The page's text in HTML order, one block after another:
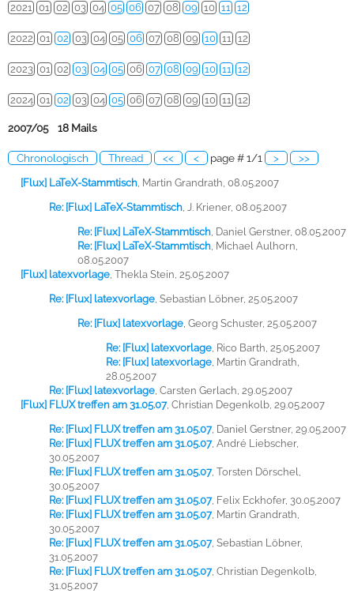
2021 01 02 03 04 05 06 07 08 09 10 11 12
2022 01 02 03 04 05 06 07 08 09 10 11 12
2023 01 02 03 04 05 06 07 08 09 10 11 12
2024 01 02 03 04 05 06 07 08 09 10 11 12
2007/05 18 Mails
Chronologisch Thread << < page # 1/1 > >>
[Flux] LaTeX-Stammtisch Martin Grandrath, 08.05.2007
Re: [Flux] LaTeX-Stammtisch J. Kriener, 08.05.2007
Re: [Flux] LaTeX-Stammtisch Daniel Gerstner, 08.05.2007
Re: [Flux] LaTeX-Stammtisch Michael Aulhorn,
08.05.2007
[Flux] latexvorlage Thekla Stein, 25.05.2007
Re: [Flux] latexvorlage Sebastian Löbner, 25.05.2007
Re: [Flux] latexvorlage Georg Schuster, 25.05.2007
Re: [Flux] latexvorlage Rico Barth, 25.05.2007
Re: [Flux] latexvorlage Martin Grandrath,
28.05.2007
Re: [Flux] latexvorlage Carsten Gerlach, 29.05.2007
[Flux] FLUX treffen am 31.05.07, Christian Degenkolb, 29.05.2007
Re: [Flux] FLUX treffen am 31.05.07, Daniel Gerstner, 29.05.2007
Re: [Flux] FLUX treffen am 31.05.07, André Liebscher,
30.05.2007
Re: [Flux] FLUX treffen am 31.05.07, Torsten Dörschel,
30.05.2007
Re: [Flux] FLUX treffen am 31.05.07, Felix Eckhofer, 30.05.2007
Re: [Flux] FLUX treffen am 31.05.07, Martin Grandrath,
30.05.2007
Re: [Flux] FLUX treffen am 31.05.07, Sebastian Löbner,
31.05.2007
Re: [Flux] FLUX treffen am 31.05.07, Christian Degenkolb,
31.05.2007